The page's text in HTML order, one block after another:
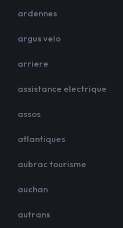
ardennes
argus velo
arriere
assistance electrique
assos
atlantiques
aubrac tourisme
auchan
autrans